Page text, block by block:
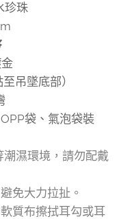
珍珠
吊墜底部）
袋、氣泡袋裝
潮濕環境，請勿配戴
免大力拉扯。
質布擦拭耳勾或耳